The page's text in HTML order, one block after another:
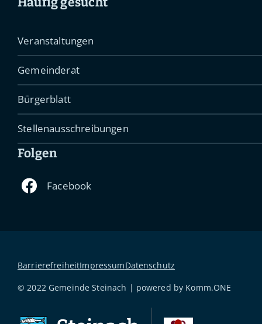
Veranstaltungen
Gemeinderat
Bürgerblatt
Stellenausschreibungen
Folgen
BarrierefreiheitImpressumDatenschutz
© 2022 Gemeinde Steinach | powered by Komm.ONE